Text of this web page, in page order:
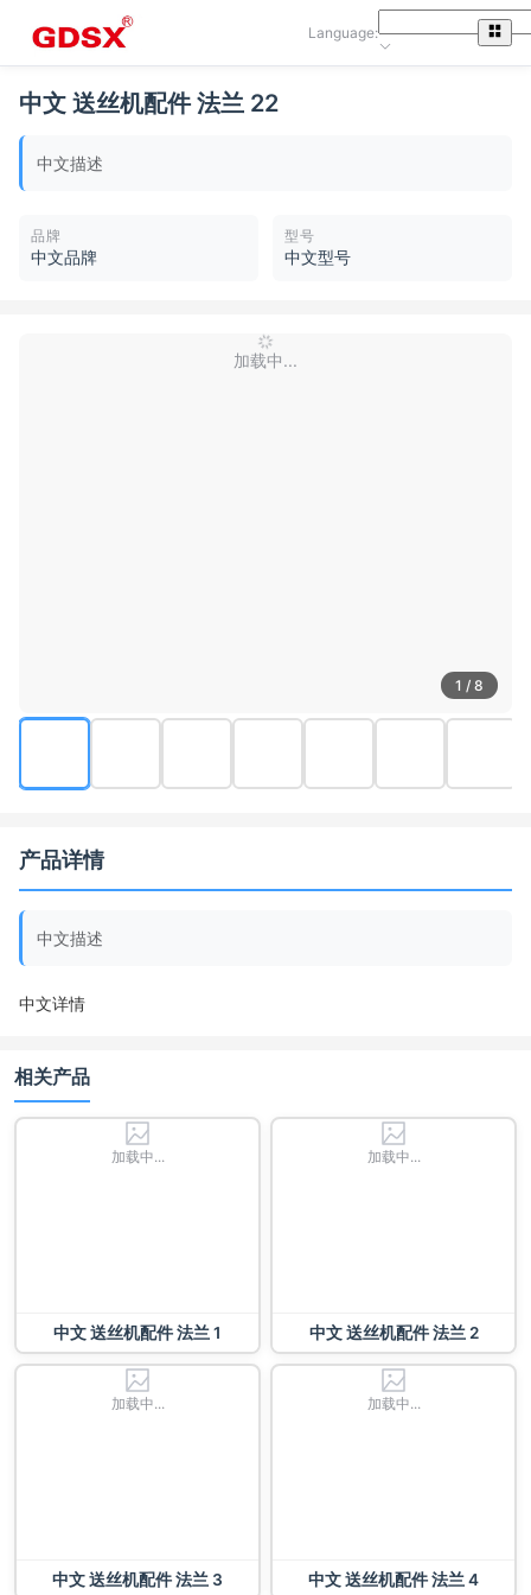
Language:
中文 送丝机配件 法兰 22
中文描述
品牌
中文品牌
型号
中文型号
加载中...
1 / 8
产品详情
中文描述
中文详情
相关产品
加载中...
中文 送丝机配件 法兰 1
加载中...
中文 送丝机配件 法兰 2
加载中...
中文 送丝机配件 法兰 3
加载中...
中文 送丝机配件 法兰 4